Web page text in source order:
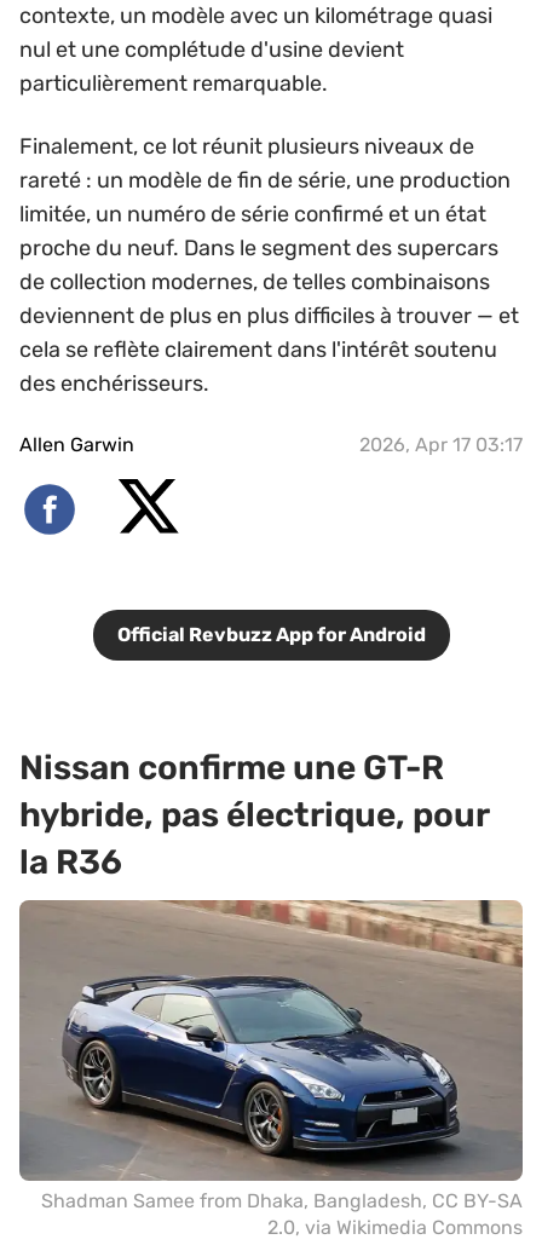
contexte, un modèle avec un kilométrage quasi
nul et une complétude d'usine devient
particulièrement remarquable.
Finalement, ce lot réunit plusieurs niveaux de
rareté : un modèle de fin de série, une production
limitée, un numéro de série confirmé et un état
proche du neuf. Dans le segment des supercars
de collection modernes, de telles combinaisons
deviennent de plus en plus difficiles à trouver — et
cela se reflète clairement dans l'intérêt soutenu
des enchérisseurs.
Allen Garwin 2026, Apr 17 03:17
Official Revbuzz App for Android
Nissan confirme une GT-R
hybride, pas électrique, pour
la R36
Shadman Samee from Dhaka, Bangladesh, CC BY-SA
2.0, via Wikimedia Commons